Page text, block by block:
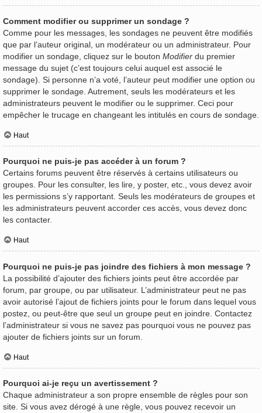
Comment modifier ou supprimer un sondage ?
Comme pour les messages, les sondages ne peuvent être modifiés
que par l’auteur original, un modérateur ou un administrateur. Pour
modifier un sondage, cliquez sur le bouton Modifier du premier
message du sujet (c’est toujours celui auquel est associé le
sondage). Si personne n’a voté, l’auteur peut modifier une option ou
supprimer le sondage. Autrement, seuls les modérateurs et les
administrateurs peuvent le modifier ou le supprimer. Ceci pour
empêcher le trucage en changeant les intitulés en cours de sondage.
Haut
Pourquoi ne puis-je pas accéder à un forum ?
Certains forums peuvent être réservés à certains utilisateurs ou
groupes. Pour les consulter, les lire, y poster, etc., vous devez avoir
les permissions s’y rapportant. Seuls les modérateurs de groupes et
les administrateurs peuvent accorder ces accès, vous devez donc
les contacter.
Haut
Pourquoi ne puis-je pas joindre des fichiers à mon message ?
La possibilité d’ajouter des fichiers joints peut être accordée par
forum, par groupe, ou par utilisateur. L’administrateur peut ne pas
avoir autorisé l’ajout de fichiers joints pour le forum dans lequel vous
postez, ou peut-être que seul un groupe peut en joindre. Contactez
l’administrateur si vous ne savez pas pourquoi vous ne pouvez pas
ajouter de fichiers joints sur un forum.
Haut
Pourquoi ai-je reçu un avertissement ?
Chaque administrateur a son propre ensemble de règles pour son
site. Si vous avez dérogé à une règle, vous pouvez recevoir un